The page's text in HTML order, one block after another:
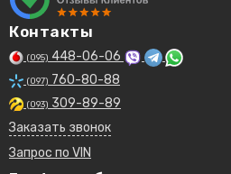
Контакты
(095) 448-06-06
(097) 760-80-88
(093) 309-89-89
Заказать звонок
Запрос по VIN